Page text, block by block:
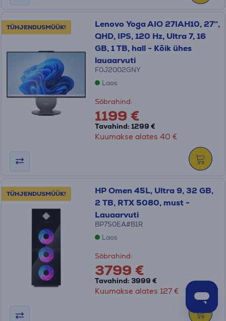
TÜHJENDUSMÜÜK!
Lenovo Yoga AIO 27IAH10, 27'',
QHD, IPS, 120 Hz, Ultra 7, 16
GB, 1 TB, hall - Kõik ühes
lauaarvuti
F0J2002GNY
Laos
Sõbrahind:
1199 €
Tavahind: 1299 €
Kuumakse alates 40 €
TÜHJENDUSMÜÜK!
HP Omen 45L, Ultra 9, 32 GB,
2 TB, RTX 5080, must -
Lauaarvuti
BP7S0EA#B1R
Laos
Sõbrahind:
3799 €
Tavahind: 3999 €
Kuumakse alates 127 €